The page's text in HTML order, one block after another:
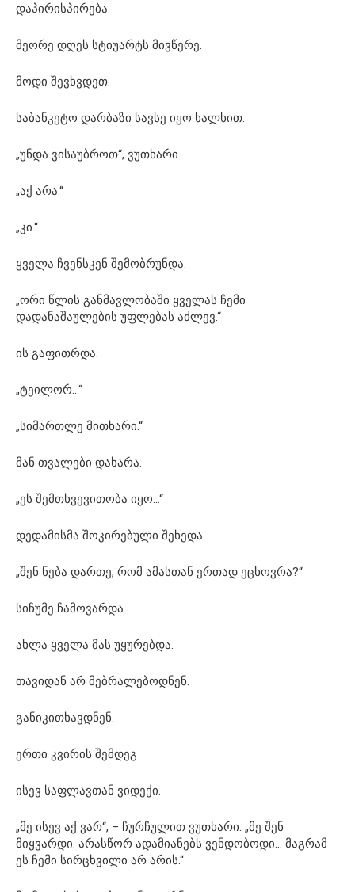
დაპირისპირება
მეორე დღეს სტიუარტს მივწერე.
მოდი შევხვდეთ.
საბანკეტო დარბაზი სავსე იყო ხალხით.
„უნდა ვისაუბროთ“, ვუთხარი.
„აქ არა.“
„კი.“
ყველა ჩვენსკენ შემობრუნდა.
„ორი წლის განმავლობაში ყველას ჩემი
დადანაშაულების უფლებას აძლევ.“
ის გაფითრდა.
„ტეილორ…“
„სიმართლე მითხარი.“
მან თვალები დახარა.
„ეს შემთხვევითობა იყო…“
დედამისმა შოკირებული შეხედა.
„შენ ნება დართე, რომ ამასთან ერთად ეცხოვრა?“
სიჩუმე ჩამოვარდა.
ახლა ყველა მას უყურებდა.
თავიდან არ მებრალებოდნენ.
განიკითხავდნენ.
ერთი კვირის შემდეგ
ისევ საფლავთან ვიდექი.
„მე ისევ აქ ვარ“, – ჩურჩულით ვუთხარი. „მე შენ
მიყვარდი. არასწორ ადამიანებს ვენდობოდი… მაგრამ
ეს ჩემი სირცხვილი არ არის.“